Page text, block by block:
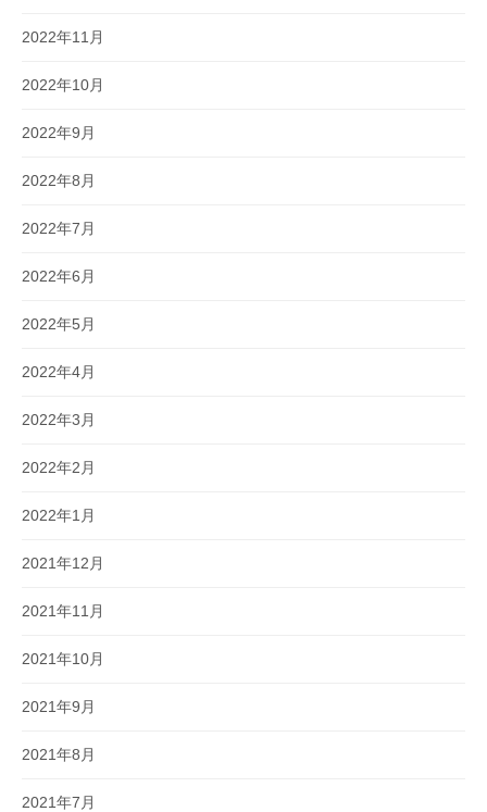
2022年11月
2022年10月
2022年9月
2022年8月
2022年7月
2022年6月
2022年5月
2022年4月
2022年3月
2022年2月
2022年1月
2021年12月
2021年11月
2021年10月
2021年9月
2021年8月
2021年7月